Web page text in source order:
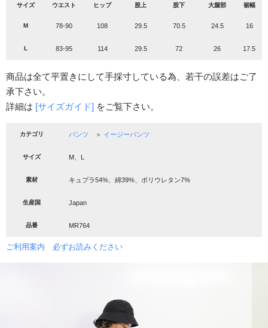
サイズ ウエスト ヒップ 股上 股下 大腿部 裾幅
M 78-90 108 29.5 70.5 24.5 16
L 83-95 114 29.5 72 26 17.5
商品は全て平置きにして手採寸している為、若干の誤差はご了
承下さい。
詳細は [サイズガイド] をご覧下さい。
カテゴリ パンツ ＞ イージーパンツ
サイズ M、L
素材 キュプラ54%、綿39%、ポリウレタン7%
生産国 Japan
品番 MR764
ご利用案内 必ずお読みください